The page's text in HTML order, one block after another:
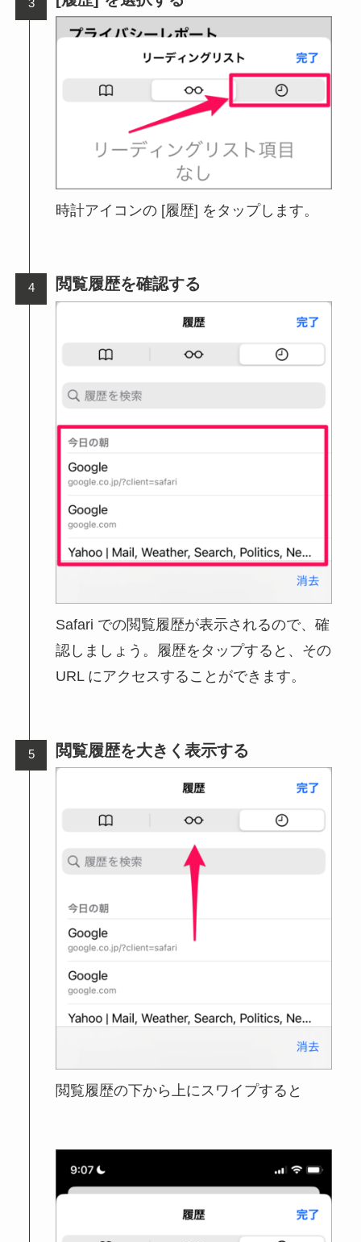
時計アイコンの [履歴] をタップします。
閲覧履歴を確認する
Safari での閲覧履歴が表示されるので、確
認しましょう。履歴をタップすると、その
URL にアクセスすることができます。
閲覧履歴を大きく表示する
閲覧履歴の下から上にスワイプすると